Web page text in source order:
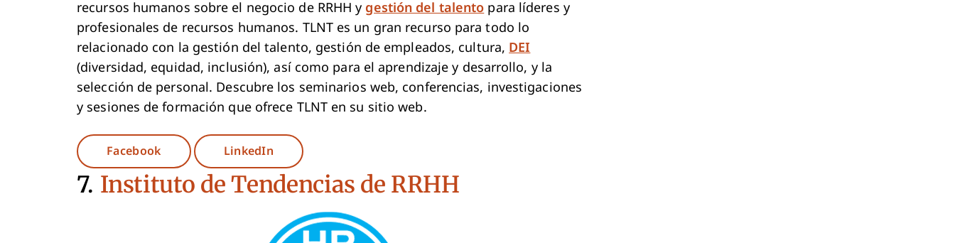
recursos humanos sobre el negocio de RRHH y gestión del talento para líderes y
profesionales de recursos humanos. TLNT es un gran recurso para todo lo
relacionado con la gestión del talento, gestión de empleados, cultura, DEI
(diversidad, equidad, inclusión), así como para el aprendizaje y desarrollo, y la
selección de personal. Descubre los seminarios web, conferencias, investigaciones
y sesiones de formación que ofrece TLNT en su sitio web.
FacebookOpens New Window
LinkedIn Opens New Window
7. Instituto de Tendencias de RRHH